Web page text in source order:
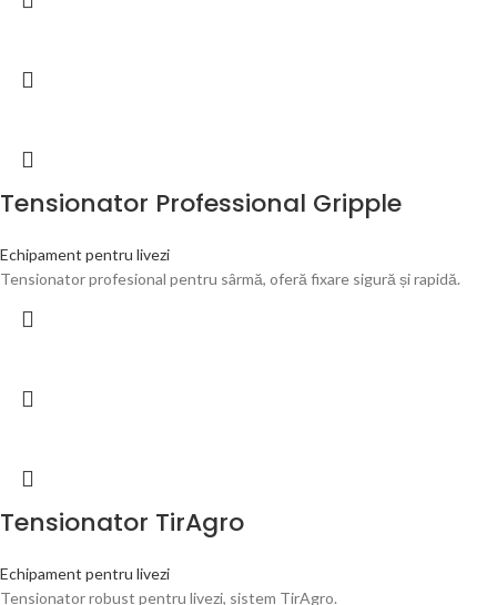
Tensionator Professional Gripple
Echipament pentru livezi
Tensionator profesional pentru sârmă, oferă fixare sigură și rapidă.
Tensionator TirAgro
Echipament pentru livezi
Tensionator robust pentru livezi, sistem TirAgro.